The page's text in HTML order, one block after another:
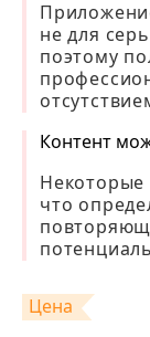
не для
поэтому
Контент
Некоторые
что
Цена